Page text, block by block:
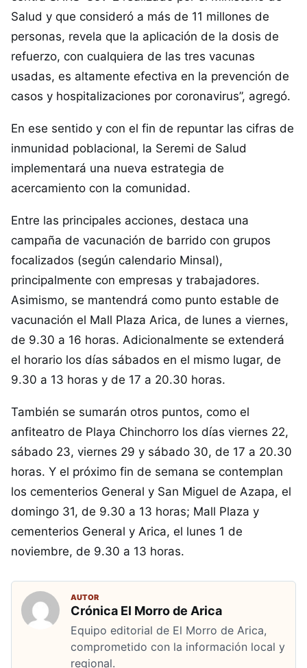
Salud y que consideró a más de 11 millones de
personas, revela que la aplicación de la dosis de
refuerzo, con cualquiera de las tres vacunas
usadas, es altamente efectiva en la prevención de
casos y hospitalizaciones por coronavirus”, agregó.
En ese sentido y con el fin de repuntar las cifras de
inmunidad poblacional, la Seremi de Salud
implementará una nueva estrategia de
acercamiento con la comunidad.
Entre las principales acciones, destaca una
campaña de vacunación de barrido con grupos
focalizados (según calendario Minsal),
principalmente con empresas y trabajadores.
Asimismo, se mantendrá como punto estable de
vacunación el Mall Plaza Arica, de lunes a viernes,
de 9.30 a 16 horas. Adicionalmente se extenderá
el horario los días sábados en el mismo lugar, de
9.30 a 13 horas y de 17 a 20.30 horas.
También se sumarán otros puntos, como el
anfiteatro de Playa Chinchorro los días viernes 22,
sábado 23, viernes 29 y sábado 30, de 17 a 20.30
horas. Y el próximo fin de semana se contemplan
los cementerios General y San Miguel de Azapa, el
domingo 31, de 9.30 a 13 horas; Mall Plaza y
cementerios General y Arica, el lunes 1 de
noviembre, de 9.30 a 13 horas.
AUTOR
Crónica El Morro de Arica
Equipo editorial de El Morro de Arica,
comprometido con la información local y
regional.